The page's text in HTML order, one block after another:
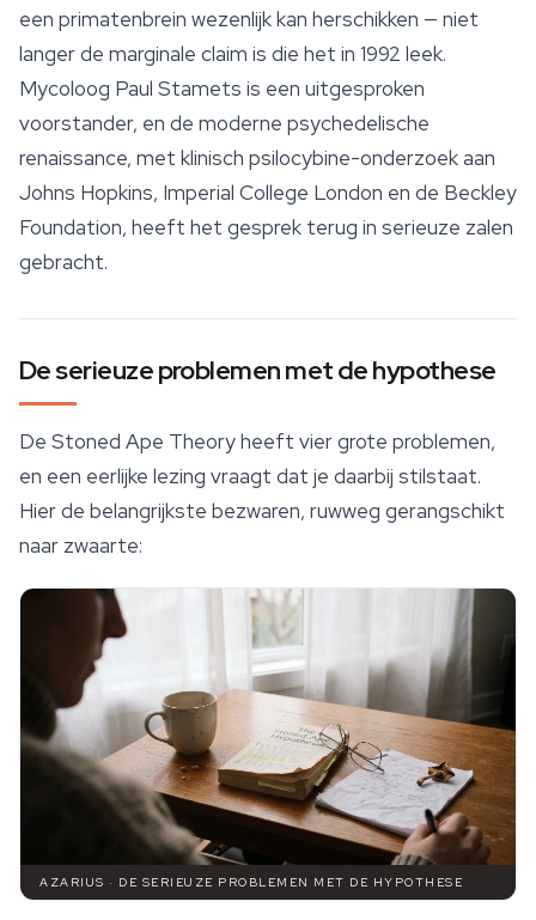
een primatenbrein wezenlijk kan herschikken — niet
langer de marginale claim is die het in 1992 leek.
Mycoloog Paul Stamets is een uitgesproken
voorstander, en de moderne psychedelische
renaissance, met klinisch psilocybine-onderzoek aan
Johns Hopkins, Imperial College London en de Beckley
Foundation, heeft het gesprek terug in serieuze zalen
gebracht.
De serieuze problemen met de hypothese
De Stoned Ape Theory heeft vier grote problemen,
en een eerlijke lezing vraagt dat je daarbij stilstaat.
Hier de belangrijkste bezwaren, ruwweg gerangschikt
naar zwaarte:
AZARIUS · DE SERIEUZE PROBLEMEN MET DE HYPOTHESE